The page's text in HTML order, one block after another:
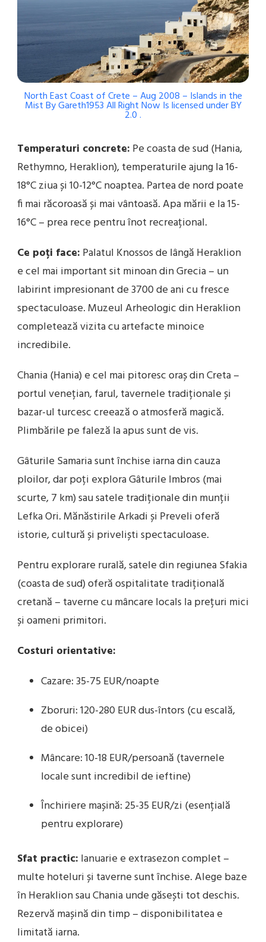
North East Coast of Crete – Aug 2008 – Islands in the
MistByGareth1953 All Right NowIs licensed underBY
2.0.
Temperaturi concrete: Pe coasta de sud (Hania,
Rethymno, Heraklion), temperaturile ajung la 16-
18°C ziua și 10-12°C noaptea. Partea de nord poate
fi mai răcoroasă și mai vântoasă. Apa mării e la 15-
16°C – prea rece pentru înot recreațional.
Ce poți face: Palatul Knossos de lângă Heraklion
e cel mai important sit minoan din Grecia – un
labirint impresionant de 3700 de ani cu fresce
spectaculoase. Muzeul Arheologic din Heraklion
completează vizita cu artefacte minoice
incredibile.
Chania (Hania) e cel mai pitoresc oraș din Creta –
portul venețian, farul, tavernele tradiționale și
bazar-ul turcesc creează o atmosferă magică.
Plimbările pe faleză la apus sunt de vis.
Gâturile Samaria sunt închise iarna din cauza
ploilor, dar poți explora Gâturile Imbros (mai
scurte, 7 km) sau satele tradiționale din munții
Lefka Ori. Mănăstirile Arkadi și Preveli oferă
istorie, cultură și priveliști spectaculoase.
Pentru explorare rurală, satele din regiunea Sfakia
(coasta de sud) oferă ospitalitate tradițională
cretană – taverne cu mâncare locals la prețuri mici
și oameni primitori.
Costuri orientative:
Cazare: 35-75 EUR/noapte
Zboruri: 120-280 EUR dus-întors (cu escală,
de obicei)
Mâncare: 10-18 EUR/persoană (tavernele
locale sunt incredibil de ieftine)
Închiriere mașină: 25-35 EUR/zi (esențială
pentru explorare)
Sfat practic: Ianuarie e extrasezon complet –
multe hoteluri și taverne sunt închise. Alege baze
în Heraklion sau Chania unde găsești tot deschis.
Rezervă mașină din timp – disponibilitatea e
limitată iarna.